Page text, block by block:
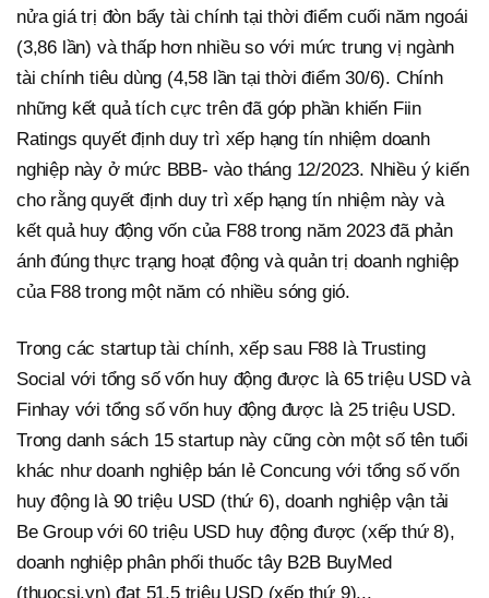
nửa giá trị đòn bẩy tài chính tại thời điểm cuối năm ngoái
(3,86 lần) và thấp hơn nhiều so với mức trung vị ngành
tài chính tiêu dùng (4,58 lần tại thời điểm 30/6). Chính
những kết quả tích cực trên đã góp phần khiến Fiin
Ratings quyết định duy trì xếp hạng tín nhiệm doanh
nghiệp này ở mức BBB- vào tháng 12/2023. Nhiều ý kiến
cho rằng quyết định duy trì xếp hạng tín nhiệm này và
kết quả huy động vốn của F88 trong năm 2023 đã phản
ánh đúng thực trạng hoạt động và quản trị doanh nghiệp
của F88 trong một năm có nhiều sóng gió.
Trong các startup tài chính, xếp sau F88 là Trusting
Social với tổng số vốn huy động được là 65 triệu USD và
Finhay với tổng số vốn huy động được là 25 triệu USD.
Trong danh sách 15 startup này cũng còn một số tên tuổi
khác như doanh nghiệp bán lẻ Concung với tổng số vốn
huy động là 90 triệu USD (thứ 6), doanh nghiệp vận tải
Be Group với 60 triệu USD huy động được (xếp thứ 8),
doanh nghiệp phân phối thuốc tây B2B BuyMed
(thuocsi.vn) đạt 51,5 triệu USD (xếp thứ 9)...